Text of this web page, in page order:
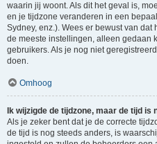
waarin jij woont. Als dit het geval is,
en je tijdzone veranderen in een
Sydney, enz.). Wees er bewust van
de meeste instellingen, alleen gedaan
gebruikers. Als je nog niet
doen.
Omhoog
Ik wijzigde de tijdzone, maar de tijd
Als je zeker bent dat je de correcte
de tijd is nog steeds anders, is